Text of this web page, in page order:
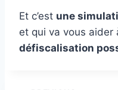
Et c’est une
et qui va vous aider
défiscalisation